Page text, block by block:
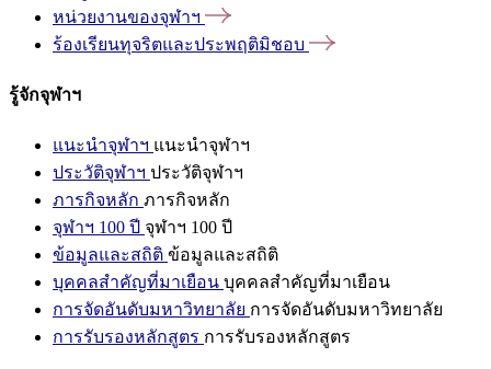
หน่วยงานของจุฬาฯ
ร้องเรียนทุจริตและประพฤติมิชอบ
รู้จักจุฬาฯ
แนะนำจุฬาฯ แนะนำจุฬาฯ
ประวัติจุฬาฯ ประวัติจุฬาฯ
ภารกิจหลัก ภารกิจหลัก
จุฬาฯ 100 ปี จุฬาฯ 100 ปี
ข้อมูลและสถิติ ข้อมูลและสถิติ
บุคคลสำคัญที่มาเยือน บุคคลสำคัญที่มาเยือน
การจัดอันดับมหาวิทยาลัย การจัดอันดับมหาวิทยาลัย
การรับรองหลักสูตร การรับรองหลักสูตร